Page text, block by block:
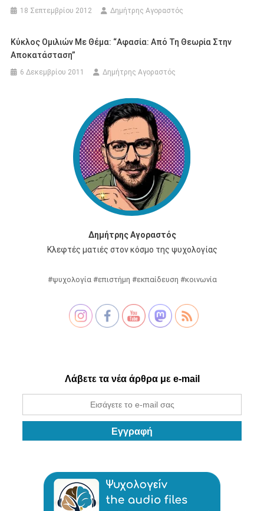
18 Σεπτεμβρίου 2012 Δημήτρης Αγοραστός
Κύκλος Ομιλιών Με Θέμα: “Aφασία: Από Τη Θεωρία Στην
Αποκατάσταση”
6 Δεκεμβρίου 2011 Δημήτρης Αγοραστός
Δημήτρης Αγοραστός
Κλεφτές ματιές στον κόσμο της ψυχολογίας
#ψυχολογία #επιστήμη #εκπαίδευση #κοινωνία
Λάβετε τα νέα άρθρα με e-mail